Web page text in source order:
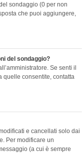
sondaggio (0 per non
che puoi aggiungere,
del sondaggio?
Se senti il
quelle consentite, contatta
e cancellati solo dai
Per modificare un
(a cui è sempre